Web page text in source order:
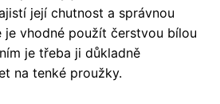
její chutnost a správnou
je vhodné použít čerstvou bílou
je třeba ji důkladně
na tenké proužky.